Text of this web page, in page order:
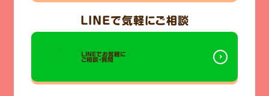
LINEで気軽にご相談
LINEでお気軽に
ご相談・質問